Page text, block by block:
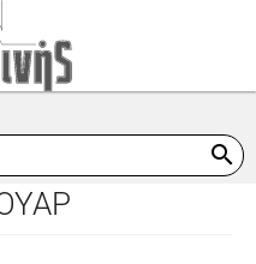
search